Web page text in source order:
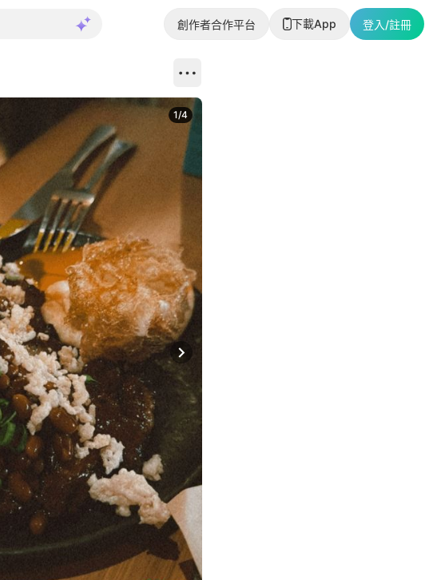
創作者合作平台 下載App 登入/註冊
Next slide
1/4